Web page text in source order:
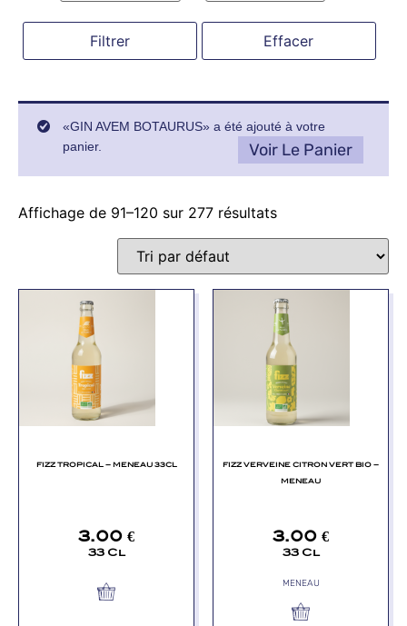
Filtrer Effacer
«GIN AVEM BOTAURUS» a été ajouté à votre
panier.
Voir Le Panier
Affichage de 91–120 sur 277 résultats
FIZZ TROPICAL – MENEAU 33CL
3.00 €
33 Cl
FIZZ VERVEINE CITRON VERT BIO –
MENEAU
3.00 €
33 Cl
MENEAU